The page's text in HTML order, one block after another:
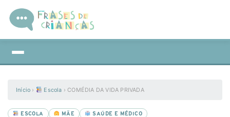
Início › Escola ›COMÉDIA DA VIDA PRIVADA
ESCOLA MÃE SAÚDE E MÉDICO